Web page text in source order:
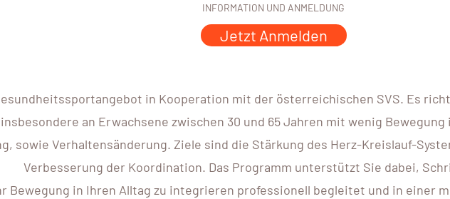
INFORMATION UND ANMELDUNG
Jetzt Anmelden
in Kooperation mit der österreichischen SVS. Es
an Erwachsene zwischen 30 und 65 Jahren mit wenig
sowie Verhaltensänderung. Ziele sind die Stärkung des Herz-Kreislauf-
Verbesserung der Koordination. Das Programm unterstützt Sie dabei,
Bewegung in Ihren Alltag zu integrieren professionell begleitet und in einer